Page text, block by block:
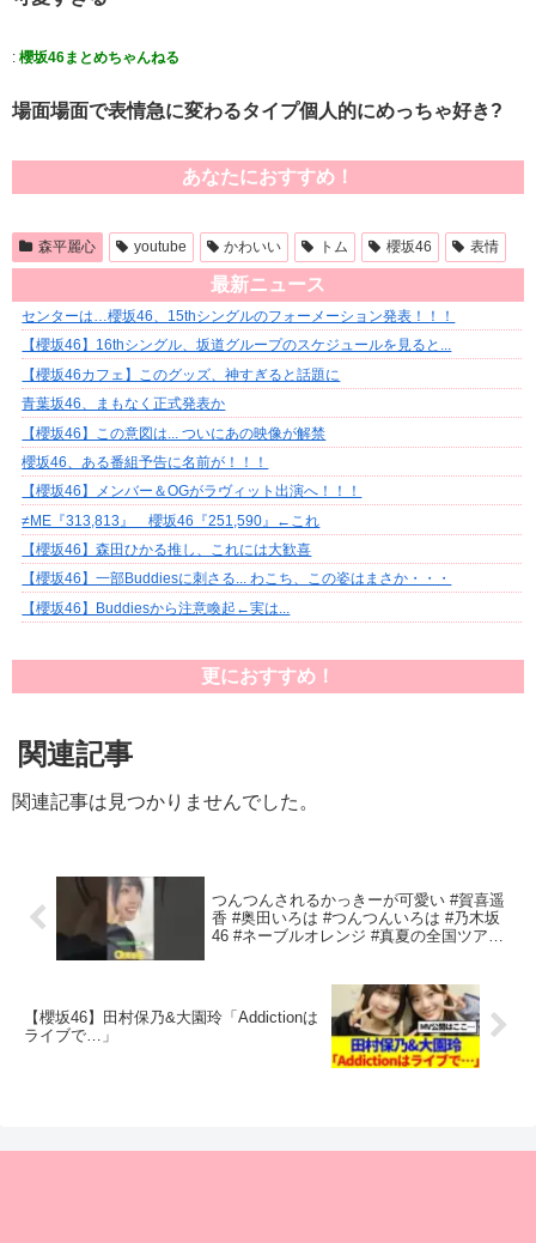
: 櫻坂46まとめちゃんねる
場面場面で表情急に変わるタイプ個人的にめっちゃ好き?
あなたにおすすめ！
森平麗心 youtube かわいい トム 櫻坂46 表情
最新ニュース
センターは…櫻坂46、15thシングルのフォーメーション発表！！！
【櫻坂46】16thシングル、坂道グループのスケジュールを見ると...
【櫻坂46カフェ】このグッズ、神すぎると話題に
青葉坂46、まもなく正式発表か
【櫻坂46】この意図は... ついにあの映像が解禁
櫻坂46、ある番組予告に名前が！！！
【櫻坂46】メンバー＆OGがラヴィット出演へ！！！
≠ME『313,813』 櫻坂46『251,590』←これ
【櫻坂46】森田ひかる推し、これには大歓喜
【櫻坂46】一部Buddiesに刺さる... わこち、この姿はまさか・・・
【櫻坂46】Buddiesから注意喚起←実は...
更におすすめ！
関連記事
関連記事は見つかりませんでした。
つんつんされるかっきーが可愛い #賀喜遥
香 #奥田いろは #つんつんいろは #乃木坂
46 #ネーブルオレンジ #真夏の全国ツアー
【櫻坂46】田村保乃&大園玲「Addictionは
ライブで…」